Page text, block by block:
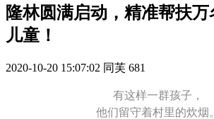
隆林圆满启动，精准帮扶
儿童！
2020-10-20 15:07:02 同芙 681
有这样一群孩子，
他们留守着村里的炊烟。